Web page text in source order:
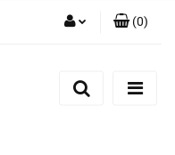
Zarejestruj się
(0)